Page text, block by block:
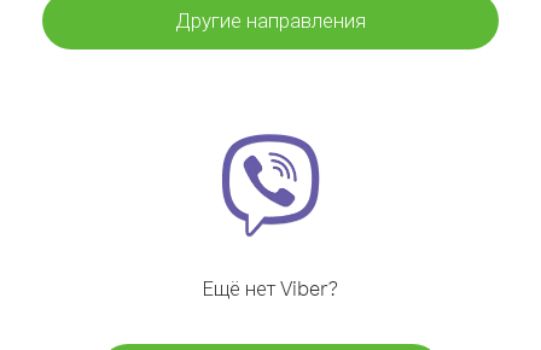
Другие направления
Ещё нет Viber?